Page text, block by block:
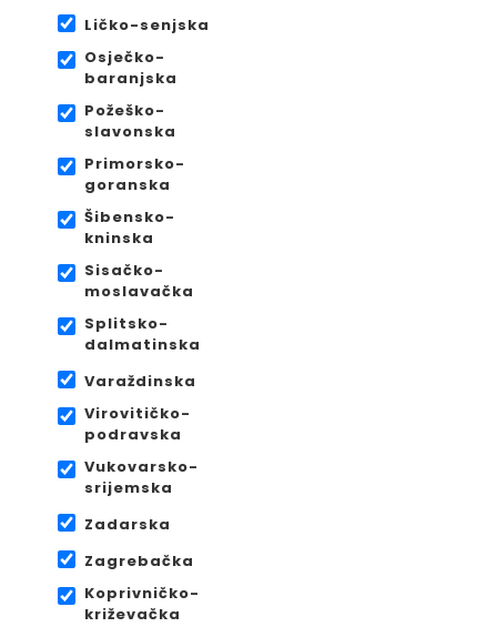
Ličko-senjska
Osječko-
baranjska
Požeško-
slavonska
Primorsko-
goranska
Šibensko-
kninska
Sisačko-
moslavačka
Splitsko-
dalmatinska
Varaždinska
Virovitičko-
podravska
Vukovarsko-
srijemska
Zadarska
Zagrebačka
Koprivničko-
križevačka